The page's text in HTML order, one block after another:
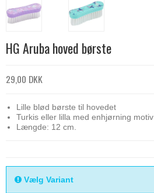
HG Aruba hoved børste
29,00 DKK
Lille blød børste til hovedet
Turkis eller lilla med enhjørning motiv
Længde: 12 cm.
Vælg Variant